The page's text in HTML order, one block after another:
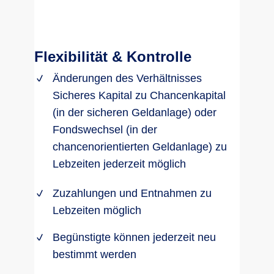
Flexibilität & Kontrolle
Änderungen des Verhältnisses
Sicheres Kapital zu Chancenkapital
(in der sicheren Geldanlage) oder
Fondswechsel (in der
chancenorientierten Geldanlage) zu
Lebzeiten jederzeit möglich
Zuzahlungen und Entnahmen zu
Lebzeiten möglich
Begünstigte können jederzeit neu
bestimmt werden